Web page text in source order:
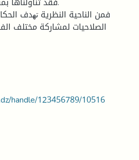
الصلاحيات لمشاركة مختلف
handle/123456789/10516